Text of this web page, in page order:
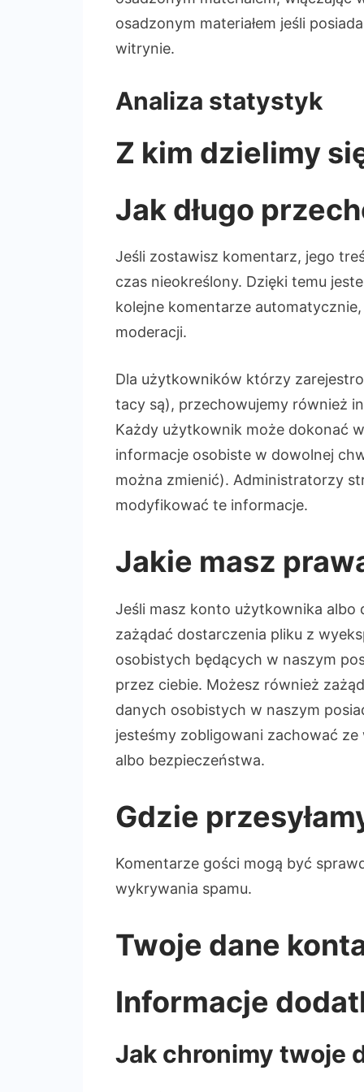
osadzonym materiałem jeśli
witrynie.
Analiza statystyk
Z kim dzielimy
Jak długo
Jeśli zostawisz komentarz, jego
czas nieokreślony. Dzięki temu
kolejne komentarze
moderacji.
Dla użytkowników którzy
tacy są), przechowujemy również
Każdy użytkownik może dokonać
informacje osobiste w dowolnej
można zmienić). Administratorzy
modyfikować te informacje.
Jakie masz
Jeśli masz konto użytkownika albo
zażądać dostarczenia pliku z
osobistych będących w naszym
przez ciebie. Możesz również
danych osobistych w naszym
jesteśmy zobligowani zachować
albo bezpieczeństwa.
Gdzie
Komentarze gości mogą być
wykrywania spamu.
Twoje dane
Informacje
Jak chronimy twoje